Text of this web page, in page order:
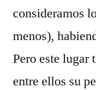
consideramos
menos),
Pero este lugar
entre ellos su